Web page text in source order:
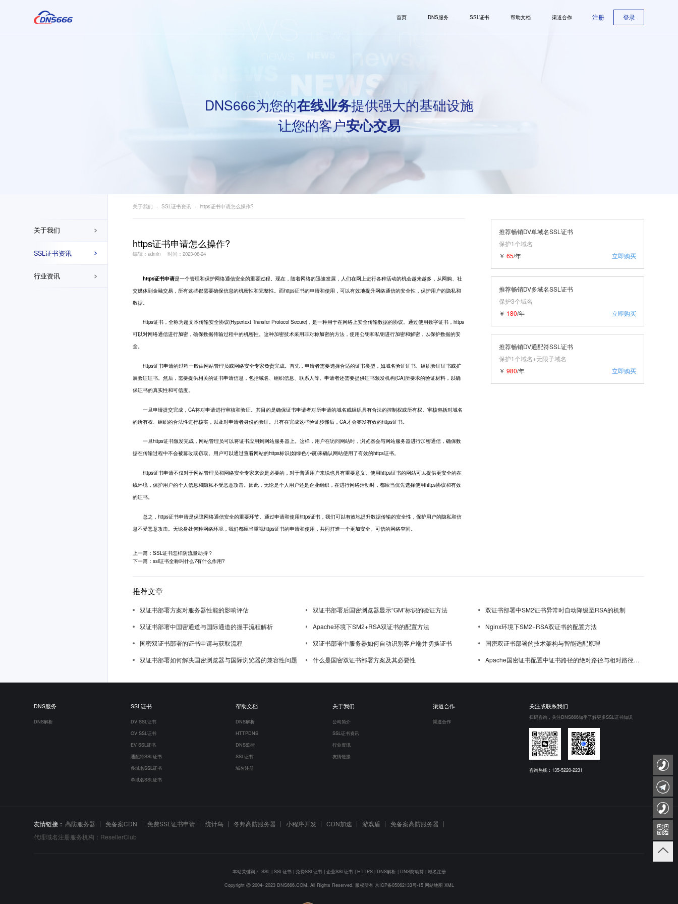
首页 DNS服务 SSL证书 帮助文档 渠道合作 注册 登录
DNS666为您的在线业务提供强大的基础设施
让您的客户安心交易
关于我们
SSL证书资讯
行业资讯
关于我们 SSL证书资讯 https证书申请怎么操作?
https证书申请怎么操作?
编辑：admin 时间：2023-08-24
https证书申请是一个管理和保护网络通信安全的重要过程。现在，随着网络的迅速发展，人们在网上进行各种活动的机会越来越多，从网购、社
交媒体到金融交易，所有这些都需要确保信息的机密性和完整性。而https证书的申请和使用，可以有效地提升网络通信的安全性，保护用户的隐私和
数据。
https证书，全称为超文本传输安全协议(Hypertext Transfer Protocol Secure)，是一种用于在网络上安全传输数据的协议。通过使用数字证书，https
可以对网络通信进行加密，确保数据传输过程中的机密性。这种加密技术采用非对称加密的方法，使用公钥和私钥进行加密和解密，以保护数据的安
全。
https证书申请的过程一般由网站管理员或网络安全专家负责完成。首先，申请者需要选择合适的证书类型，如域名验证证书、组织验证证书或扩
展验证证书。然后，需要提供相关的证书申请信息，包括域名、组织信息、联系人等。申请者还需要提供证书颁发机构(CA)所要求的验证材料，以确
保证书的真实性和可信度。
一旦申请提交完成，CA将对申请进行审核和验证。其目的是确保证书申请者对所申请的域名或组织具有合法的控制权或所有权。审核包括对域名
的所有权、组织的合法性进行核实，以及对申请者身份的验证。只有在完成这些验证步骤后，CA才会签发有效的https证书。
一旦https证书颁发完成，网站管理员可以将证书应用到网站服务器上。这样，用户在访问网站时，浏览器会与网站服务器进行加密通信，确保数
据在传输过程中不会被篡改或窃取。用户可以通过查看网站的https标识(如绿色小锁)来确认网站使用了有效的https证书。
https证书申请不仅对于网站管理员和网络安全专家来说是必要的，对于普通用户来说也具有重要意义。使用https证书的网站可以提供更安全的在
线环境，保护用户的个人信息和隐私不受恶意攻击。因此，无论是个人用户还是企业组织，在进行网络活动时，都应当优先选择使用https协议和有效
的证书。
总之，https证书申请是保障网络通信安全的重要环节。通过申请和使用https证书，我们可以有效地提升数据传输的安全性，保护用户的隐私和信
息不受恶意攻击。无论身处何种网络环境，我们都应当重视https证书的申请和使用，共同打造一个更加安全、可信的网络空间。
上一篇：SSL证书怎样防流量劫持？
下一篇：ssl证书全称叫什么?有什么作用?
推荐畅销DV单域名SSL证书
保护1个域名
立即购买
￥ 65/年
推荐畅销DV多域名SSL证书
保护3个域名
立即购买
￥ 180/年
推荐畅销DV通配符SSL证书
保护1个域名+无限子域名
立即购买
￥ 980/年
推荐文章
双证书部署方案对服务器性能的影响评估 双证书部署后国密浏览器显示“GM”标识的验证方法
双证书部署中SM2证书异常时自动降级至RSA的机制
双证书部署中国密通道与国际通道的握手流程解析
Apache环境下SM2+RSA双证书的配置方法
Nginx环境下SM2+RSA双证书的配置方法
国密双证书部署的证书申请与获取流程
双证书部署中服务器如何自动识别客户端并切换证书
国密双证书部署的技术架构与智能适配原理
双证书部署如何解决国密浏览器与国际浏览器的兼容性问题
什么是国密双证书部署方案及其必要性 Apache国密证书配置中证书路径的绝对路径与相对路径选择
DNS服务
DNS解析
SSL证书
DV SSL证书
OV SSL证书
EV SSL证书
通配符SSL证书
多域名SSL证书
单域名SSL证书
帮助文档
DNS解析
HTTPDNS
DNS监控
SSL证书
域名注册
关于我们
公司简介
SSL证书资讯
行业资讯
友情链接
渠道合作
渠道合作
关注或联系我们
扫码咨询，关注DNS666知乎了解更多SSL证书知识
咨询热线：135-5220-2231
友情链接： 高防服务器 免备案CDN 免费SSL证书申请 统计鸟 冬邦高防服务器 小程序开发 CDN加速 游戏盾
免备案高防服务器
代理域名注册服务机构：ResellerClub
本站关键词： SSL | SSL证书| 免费SSL证书| 企业SSL证书| HTTPS| DNS解析| DNS防劫持| 域名注册
Copyright @ 2004- 2023 DNS666.COM. All Rights Reserved. 版权所有 京ICP备05062133号-15 网站地图 XML